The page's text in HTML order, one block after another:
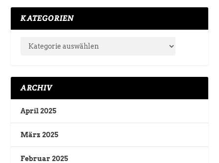
KATEGORIEN
ARCHIV
April 2025
März 2025
Februar 2025